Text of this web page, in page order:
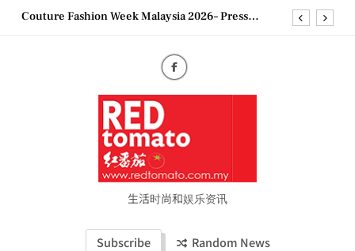
SkipCouture Fashion Week Malaysia 2026– Press
the Future of Business Events
Vietjet Thailand Gears Up for Kuala Lumpur–
Bangkok Service Launch on9 October
Epson reinvents affordable printing with next-
generation EcoTank Series
Couture Fashion Week Malaysia 2026– Press
生活时尚和娱乐资讯
Subscribe Random News